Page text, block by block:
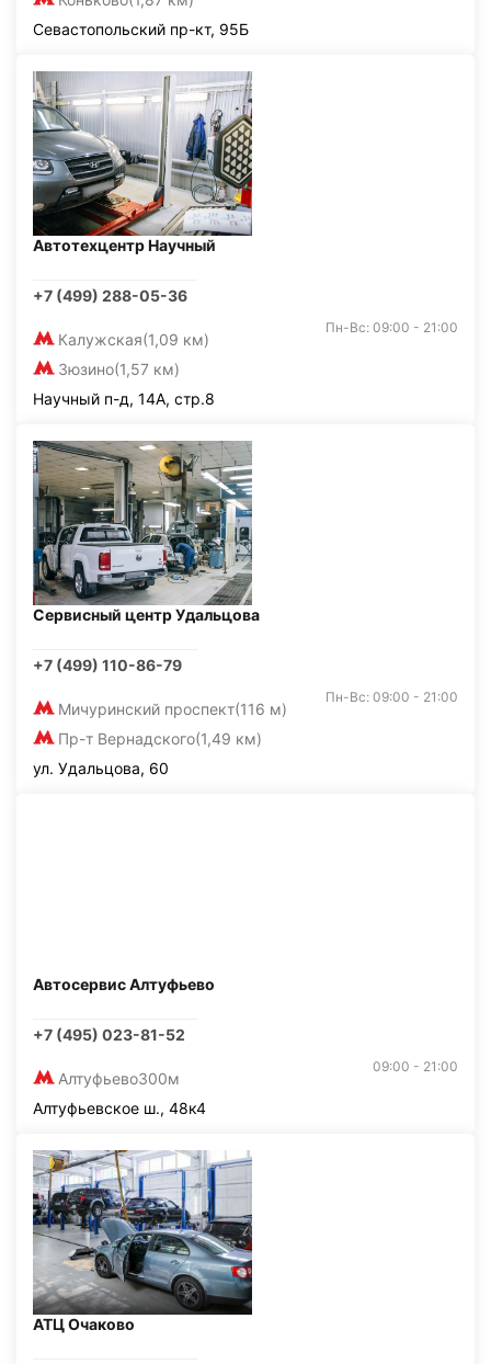
Севастопольский пр-кт, 95Б
Автотехцентр Научный
+7 (499) 288-05-36
Калужская(1,09 км)
Зюзино(1,57 км)
Пн-Вс: 09:00 - 21:00
Научный п-д, 14А, стр.8
Сервисный центр Удальцова
+7 (499) 110-86-79
Мичуринский проспект(116 м)
Пр-т Вернадского(1,49 км)
Пн-Вс: 09:00 - 21:00
ул. Удальцова, 60
Автосервис Алтуфьево
+7 (495) 023-81-52
Алтуфьево300м
09:00 - 21:00
Алтуфьевское ш., 48к4
АТЦ Очаково